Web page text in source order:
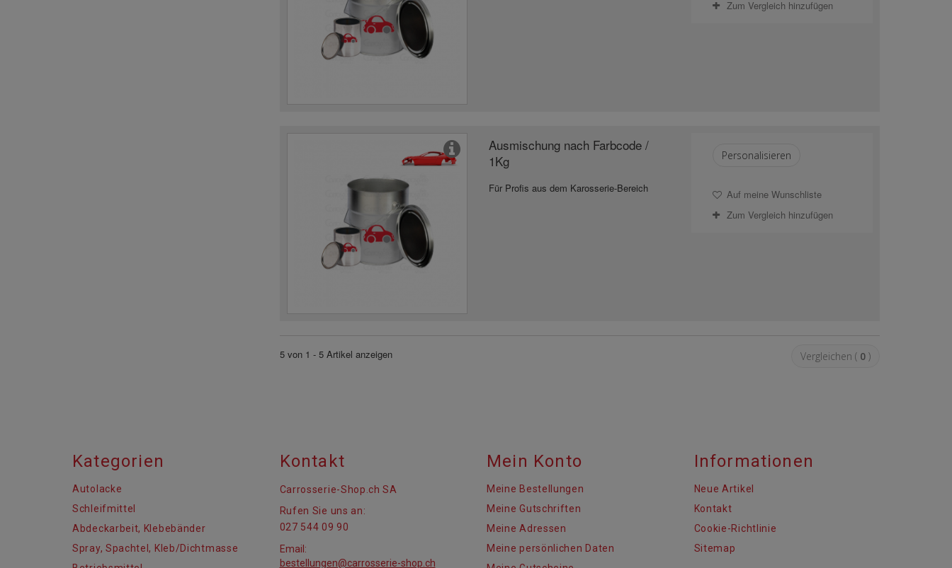
Zum Vergleich hinzufügen
Ausmischung nach Farbcode /
1Kg
Für Profis aus dem Karosserie-Bereich
Personalisieren
Auf meine Wunschliste
Zum Vergleich hinzufügen
Vergleichen ( 0 )
5 von 1 - 5 Artikel anzeigen
Kategorien
Autolacke
Schleifmittel
Abdeckarbeit, Klebebänder
Spray, Spachtel, Kleb/Dichtmasse
Kontakt
Carrosserie-Shop.ch SA
Rufen Sie uns an:
027 544 09 90
Email:
bestellungen@carrosserie-shop.ch
Mein Konto
Meine Bestellungen
Meine Gutschriften
Meine Adressen
Meine persönlichen Daten
Informationen
Neue Artikel
Kontakt
Cookie-Richtlinie
Sitemap